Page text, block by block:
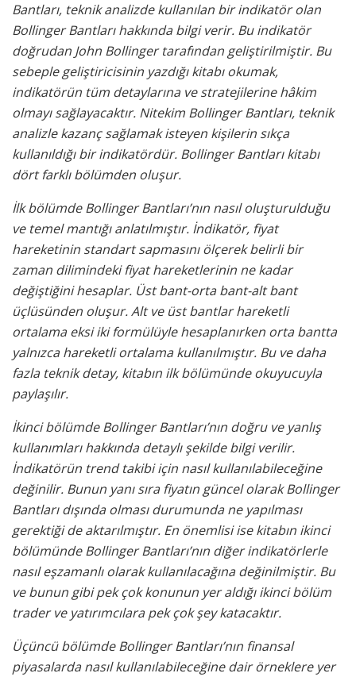
Bantları, teknik analizde kullanılan bir indikatör olan
Bollinger Bantları hakkında bilgi verir. Bu indikatör
doğrudan John Bollinger tarafından geliştirilmiştir. Bu
sebeple geliştiricisinin yazdığı kitabı okumak,
indikatörün tüm detaylarına ve stratejilerine hâkim
olmayı sağlayacaktır. Nitekim Bollinger Bantları, teknik
analizle kazanç sağlamak isteyen kişilerin sıkça
kullanıldığı bir indikatördür. Bollinger Bantları kitabı
dört farklı bölümden oluşur.
İlk bölümde Bollinger Bantları’nın nasıl oluşturulduğu
ve temel mantığı anlatılmıştır. İndikatör, fiyat
hareketinin standart sapmasını ölçerek belirli bir
zaman dilimindeki fiyat hareketlerinin ne kadar
değiştiğini hesaplar. Üst bant-orta bant-alt bant
üçlüsünden oluşur. Alt ve üst bantlar hareketli
ortalama eksi iki formülüyle hesaplanırken orta bantta
yalnızca hareketli ortalama kullanılmıştır. Bu ve daha
fazla teknik detay, kitabın ilk bölümünde okuyucuyla
paylaşılır.
İkinci bölümde Bollinger Bantları’nın doğru ve yanlış
kullanımları hakkında detaylı şekilde bilgi verilir.
İndikatörün trend takibi için nasıl kullanılabileceğine
değinilir. Bunun yanı sıra fiyatın güncel olarak Bollinger
Bantları dışında olması durumunda ne yapılması
gerektiği de aktarılmıştır. En önemlisi ise kitabın ikinci
bölümünde Bollinger Bantları’nın diğer indikatörlerle
nasıl eşzamanlı olarak kullanılacağına değinilmiştir. Bu
ve bunun gibi pek çok konunun yer aldığı ikinci bölüm
trader ve yatırımcılara pek çok şey katacaktır.
Üçüncü bölümde Bollinger Bantları’nın finansal
piyasalarda nasıl kullanılabileceğine dair örneklere yer